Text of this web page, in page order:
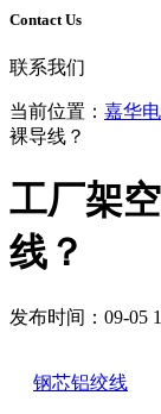
Contact Us
联系我们
当前位置： 嘉华
裸导线？
工厂架
线？
发布时间：09-05
钢芯铝绞线